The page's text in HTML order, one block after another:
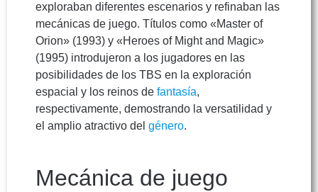
exploraban diferentes escenarios y refinaban las
mecánicas de juego. Títulos como «Master of
Orion» (1993) y «Heroes of Might and Magic»
(1995) introdujeron a los jugadores en las
posibilidades de los TBS en la exploración
espacial y los reinos de fantasía,
respectivamente, demostrando la versatilidad y
el amplio atractivo del género.
Mecánica de juego